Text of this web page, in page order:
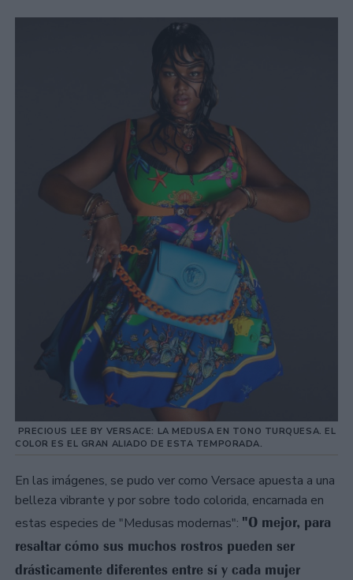
PRECIOUS LEE BY VERSACE: LA MEDUSA EN TONO TURQUESA. EL
COLOR ES EL GRAN ALIADO DE ESTA TEMPORADA.
En las imágenes, se pudo ver como Versace apuesta a una
belleza vibrante y por sobre todo colorida, encarnada en
estas especies de "Medusas modernas": "O mejor, para
resaltar cómo sus muchos rostros pueden ser
drásticamente diferentes entre sí y cada mujer